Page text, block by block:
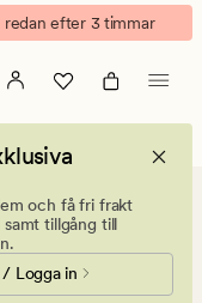
redan efter 3 timmar
och få fri frakt
tillgång till
Logga in
Juno